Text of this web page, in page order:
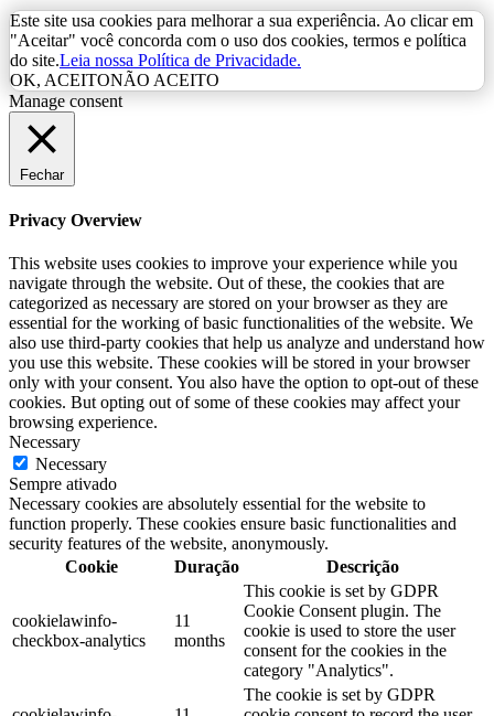
Este site usa cookies para melhorar a sua experiência. Ao clicar em
"Aceitar" você concorda com o uso dos cookies, termos e política
do site.Leia nossa Política de Privacidade.
OK, ACEITONÃO ACEITO
Manage consent
Fechar
Privacy Overview
This website uses cookies to improve your experience while you
navigate through the website. Out of these, the cookies that are
categorized as necessary are stored on your browser as they are
essential for the working of basic functionalities of the website. We
also use third-party cookies that help us analyze and understand how
you use this website. These cookies will be stored in your browser
only with your consent. You also have the option to opt-out of these
cookies. But opting out of some of these cookies may affect your
browsing experience.
Necessary
Necessary
Sempre ativado
Necessary cookies are absolutely essential for the website to
function properly. These cookies ensure basic functionalities and
security features of the website, anonymously.
Cookie
Duração Descrição
cookielawinfo-
checkbox-analytics
11
months
This cookie is set by GDPR
Cookie Consent plugin. The
cookie is used to store the user
consent for the cookies in the
category "Analytics".
The cookie is set by GDPR